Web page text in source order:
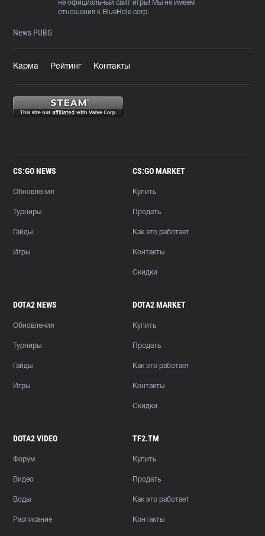
не официальный сайт игры! Мы не имеем
отношения к BlueHole corp.
News PUBG
Карма Рейтинг Контакты
CS:GO NEWS
Обновления
Турниры
Гайды
Игры
CS:GO MARKET
Купить
Продать
Как это работает
Контакты
Скидки
DOTA2 NEWS
Обновления
Турниры
Гайды
Игры
DOTA2 MARKET
Купить
Продать
Как это работает
Контакты
Скидки
DOTA2 VIDEO
Форум
Видео
Воды
Расписание
TF2.TM
Купить
Продать
Как это работает
Контакты